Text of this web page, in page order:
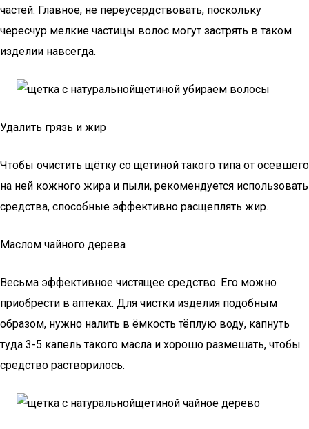
частей. Главное, не переусердствовать, поскольку
чересчур мелкие частицы волос могут застрять в таком
изделии навсегда.
Удалить грязь и жир
Чтобы очистить щётку со щетиной такого типа от осевшего
на ней кожного жира и пыли, рекомендуется использовать
средства, способные эффективно расщеплять жир.
Маслом чайного дерева
Весьма эффективное чистящее средство. Его можно
приобрести в аптеках. Для чистки изделия подобным
образом, нужно налить в ёмкость тёплую воду, капнуть
туда 3-5 капель такого масла и хорошо размешать, чтобы
средство растворилось.